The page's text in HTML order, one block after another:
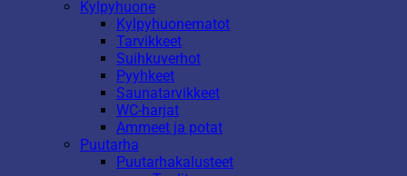
Kylpyhuone
Kylpyhuonematot
Tarvikkeet
Suihkuverhot
Pyyhkeet
Saunatarvikkeet
WC-harjat
Ammeet ja potat
Puutarha
Puutarhakalusteet